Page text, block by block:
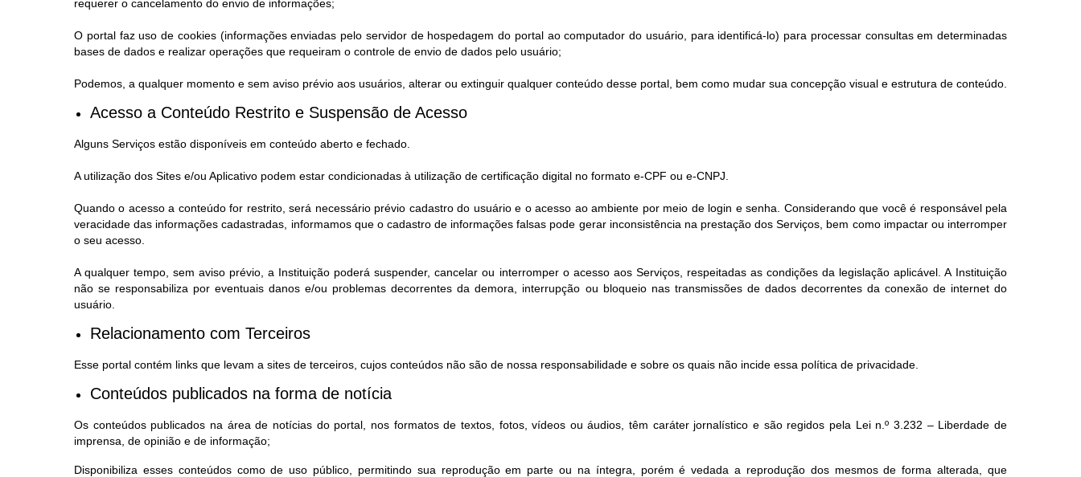
requerer o cancelamento do envio de informações;
O portal faz uso de cookies (informações enviadas pelo servidor de hospedagem do portal ao computador do usuário, para identificá-lo) para processar consultas em determinadas
bases de dados e realizar operações que requeiram o controle de envio de dados pelo usuário;
Podemos, a qualquer momento e sem aviso prévio aos usuários, alterar ou extinguir qualquer conteúdo desse portal, bem como mudar sua concepção visual e estrutura de conteúdo.
Acesso a Conteúdo Restrito e Suspensão de Acesso​
Alguns Serviços estão disponíveis em conteúdo aberto e fechado.
A utilização dos Sites e/ou Aplicativo podem estar condicionadas à utilização de certificação digital no formato e-CPF ou e-CNPJ.
Quando o acesso a conteúdo for restrito, será necessário prévio cadastro do usuário e o acesso ao ambiente por meio de login e senha. Considerando que você é responsável pela
veracidade das informações cadastradas, informamos que o cadastro de informações falsas pode gerar inconsistência na prestação dos Serviços, bem como impactar ou interromper
o seu acesso.
A qualquer tempo, sem aviso prévio, a Instituição poderá suspender, cancelar ou interromper o acesso aos Serviços, respeitadas as condições da legislação aplicável. A Instituição
não se responsabiliza por eventuais danos e/ou problemas decorrentes da demora, interrupção ou bloqueio nas transmissões de dados decorrentes da conexão de internet do
usuário.
Relacionamento com Terceiros
Esse portal contém links que levam a sites de terceiros, cujos conteúdos não são de nossa responsabilidade e sobre os quais não incide essa política de privacidade.
Conteúdos publicados na forma de notícia
Os conteúdos publicados na área de notícias do portal, nos formatos de textos, fotos, vídeos ou áudios, têm caráter jornalístico e são regidos pela Lei n.º 3.232 – Liberdade de
imprensa, de opinião e de informação;
Disponibiliza esses conteúdos como de uso público, permitindo sua reprodução em parte ou na íntegra, porém é vedada a reprodução dos mesmos de forma alterada, que